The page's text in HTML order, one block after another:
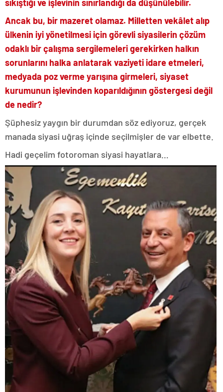
sıkıştığı ve işlevinin sınırlandığı da düşünülebilir.
Ancak bu, bir mazeret olamaz. Milletten vekâlet alıp
ülkenin iyi yönetilmesi için görevli siyasilerin çözüm
odaklı bir çalışma sergilemeleri gerekirken halkın
sorunlarını halka anlatarak vaziyeti idare etmeleri,
medyada poz verme yarışına girmeleri, siyaset
kurumunun işlevinden koparıldığının göstergesi değil
de nedir?
Şüphesiz yaygın bir durumdan söz ediyoruz, gerçek
manada siyasi uğraş içinde seçilmişler de var elbette.
Hadi geçelim fotoroman siyasi hayatlara…